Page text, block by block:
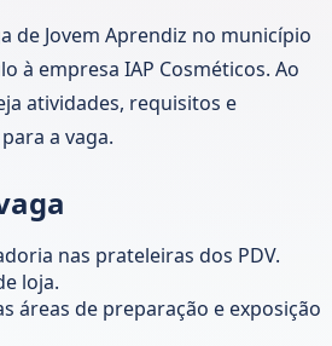
de Jovem Aprendiz no município
à empresa IAP Cosméticos. Ao
atividades, requisitos e
a vaga.
nas prateleiras dos PDV.
loja.
áreas de preparação e exposição